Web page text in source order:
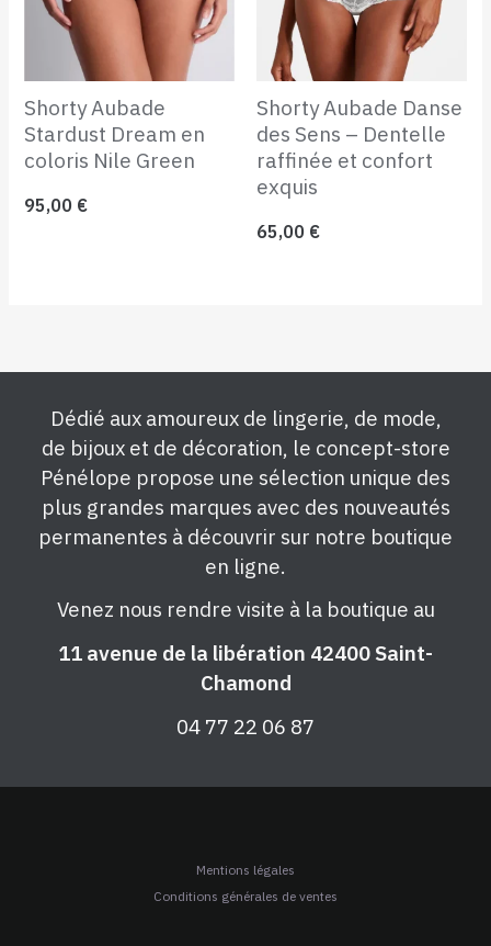
Shorty Aubade
Stardust Dream en
coloris Nile Green
95,00 €
Shorty Aubade Danse
des Sens – Dentelle
raffinée et confort
exquis
65,00 €
Dédié aux amoureux de lingerie, de mode,
de bijoux et de décoration, le concept-store
Pénélope propose une sélection unique des
plus grandes marques avec des nouveautés
permanentes à découvrir sur notre boutique
en ligne.
Venez nous rendre visite à la boutique au
11 avenue de la libération 42400 Saint-
Chamond
04 77 22 06 87
Mentions légales
Conditions générales de ventes